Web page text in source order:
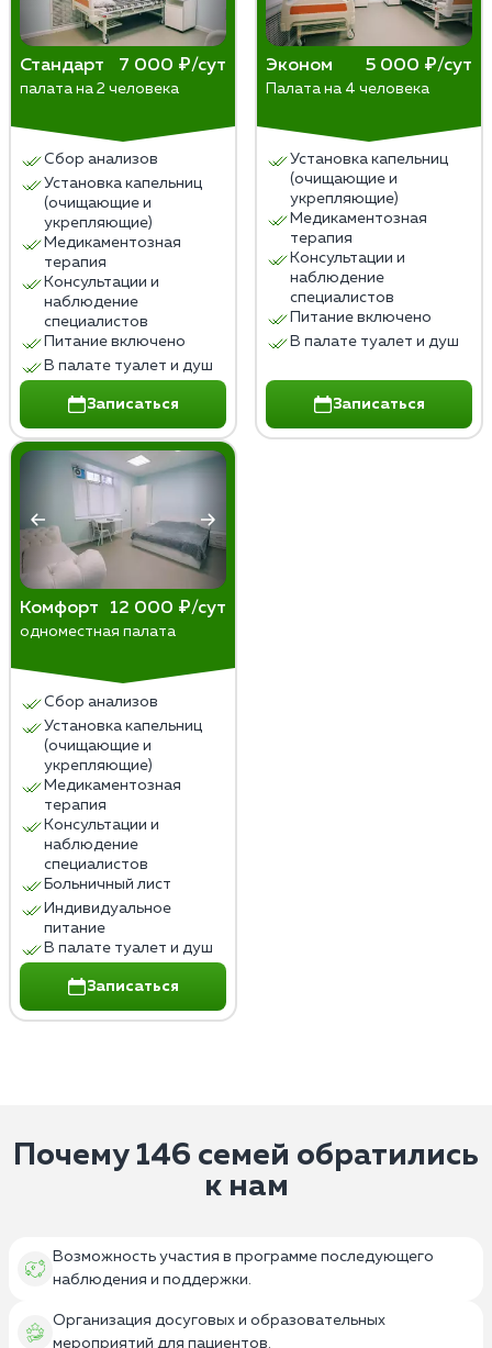
Стандарт 7 000 ₽/сут
палата на 2 человека
Сбор анализов
Установка капельниц
(очищающие и
укрепляющие)
Медикаментозная
терапия
Консультации и
наблюдение
специалистов
Питание включено
В палате туалет и душ
Записаться
Эконом 5 000 ₽/сут
Палата на 4 человека
Установка капельниц
(очищающие и
укрепляющие)
Медикаментозная
терапия
Консультации и
наблюдение
специалистов
Питание включено
В палате туалет и душ
Записаться
Комфорт 12 000 ₽/сут
одноместная палата
Сбор анализов
Установка капельниц
(очищающие и
укрепляющие)
Медикаментозная
терапия
Консультации и
наблюдение
специалистов
Больничный лист
Индивидуальное
питание
В палате туалет и душ
Записаться
Почему 146 семей обратились
к нам
Возможность участия в программе последующего
наблюдения и поддержки.
Организация досуговых и образовательных
мероприятий для пациентов.